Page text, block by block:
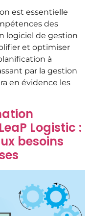
est essentielle
des
logiciel de gestion
et optimiser
à
par la gestion
en évidence les
Logistic :
besoins